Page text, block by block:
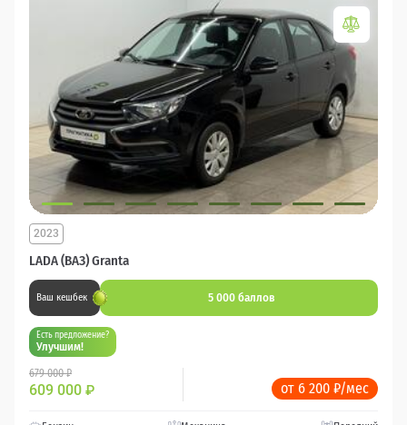
LADA (ВАЗ) Granta
2023
Ваш кешбек 5 000 баллов
Есть предложение?
Улучшим!
679 000 ₽
609 000 ₽ от 6 200 ₽/мес